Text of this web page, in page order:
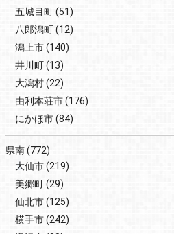
五城目町(51)
八郎潟町(12)
潟上市(140)
井川町(13)
大潟村(22)
由利本荘市(176)
にかほ市(84)
県南(772)
大仙市(219)
美郷町(29)
仙北市(125)
横手市(242)